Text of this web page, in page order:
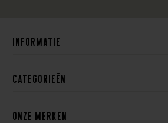
Informatie
Categorieën
Onze merken